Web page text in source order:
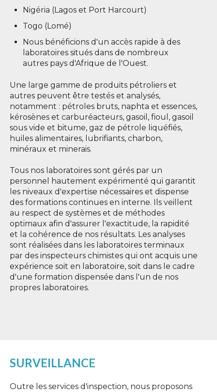
Nigéria (Lagos et Port Harcourt)
Togo (Lomé)
Nous bénéficions d'un accès rapide à des
laboratoires situés dans de nombreux
autres pays d'Afrique de l'Ouest.
Une large gamme de produits pétroliers et
autres peuvent être testés et analysés,
notamment : pétroles bruts, naphta et essences,
kérosènes et carburéacteurs, gasoil, fioul, gasoil
sous vide et bitume, gaz de pétrole liquéfiés,
huiles alimentaires, lubrifiants, charbon,
minéraux et minerais.
Tous nos laboratoires sont gérés par un
personnel hautement expérimenté qui garantit
les niveaux d'expertise nécessaires et dispense
des formations continues en interne. Ils veillent
au respect de systèmes et de méthodes
optimaux afin d'assurer l'exactitude, la rapidité
et la cohérence de nos résultats. Les analyses
sont réalisées dans les laboratoires terminaux
par des inspecteurs chimistes qui ont acquis une
expérience soit en laboratoire, soit dans le cadre
d'une formation dispensée dans l'un de nos
propres laboratoires.
SURVEILLANCE
Outre les services d'inspection, nous proposons